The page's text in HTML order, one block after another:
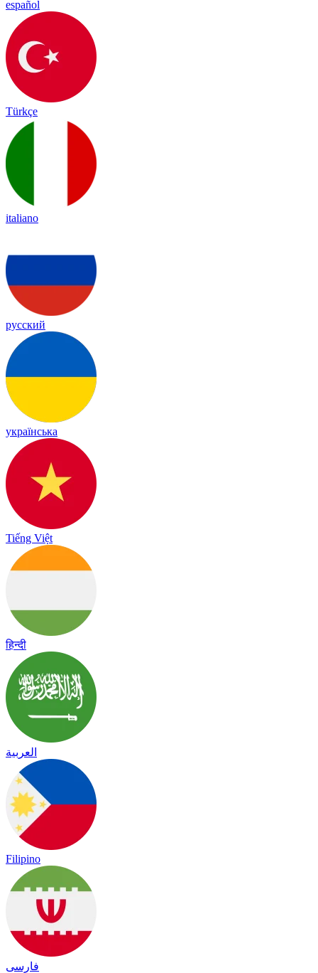
español
Türkçe
italiano
русский
українська
Tiếng Việt
हिन्दी
العربية
Filipino
فارسی